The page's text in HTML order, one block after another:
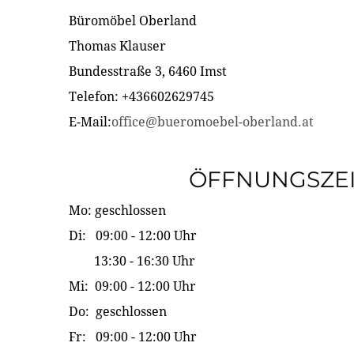
Büromöbel Oberland
Thomas Klauser
Bundesstraße 3, 6460 Imst
Telefon: +436602629745
E-Mail:office@bueromoebel-oberland.at
Mo: geschlossen
Di: 09:00 - 12:00 Uhr
13:30 - 16:30 Uhr
Mi: 09:00 - 12:00 Uhr
Do: geschlossen
Fr: 09:00 - 12:00 Uhr